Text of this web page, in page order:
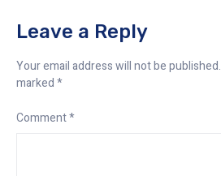
Leave a Reply
Your email address will not be published.
marked*
Comment*